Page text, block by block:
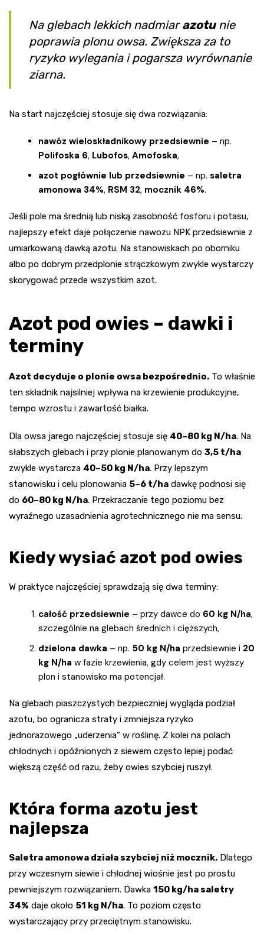
Na glebach lekkich nadmiarazotunie
poprawia plonu owsa. Zwiększa za to
ryzyko wylegania i pogarsza wyrównanie
ziarna.
Na start najczęściej stosuje się dwa rozwiązania:
nawóz wieloskładnikowy przedsiewnie – np.
Polifoska 6, Lubofos, Amofoska,
azot pogłównie lub przedsiewnie – np. saletra
amonowa 34%, RSM 32, mocznik 46%.
Jeśli pole ma średnią lub niską zasobność fosforu i potasu,
najlepszy efekt daje połączenie nawozu NPK przedsiewnie z
umiarkowaną dawką azotu. Na stanowiskach po oborniku
albo po dobrym przedplonie strączkowym zwykle wystarczy
skorygować przede wszystkim azot.
Azot pod owies – dawki i
terminy
Azot decyduje o plonie owsa bezpośrednio. To właśnie
ten składnik najsilniej wpływa na krzewienie produkcyjne,
tempo wzrostu i zawartość białka.
Dla owsa jarego najczęściej stosuje się 40–80 kg N/ha. Na
słabszych glebach i przy plonie planowanym do 3,5 t/ha
zwykle wystarcza 40–50 kg N/ha. Przy lepszym
stanowisku i celu plonowania 5–6 t/ha dawkę podnosi się
do 60–80 kg N/ha. Przekraczanie tego poziomu bez
wyraźnego uzasadnienia agrotechnicznego nie ma sensu.
Kiedy wysiać azot pod owies
W praktyce najczęściej sprawdzają się dwa terminy:
całość przedsiewnie – przy dawce do 60 kg N/ha,
szczególnie na glebach średnich i cięższych,
dzielona dawka – np. 50 kg N/ha przedsiewnie i 20
kg N/ha w fazie krzewienia, gdy celem jest wyższy
plon i stanowisko ma potencjał.
Na glebach piaszczystych bezpieczniej wygląda podział
azotu, bo ogranicza straty i zmniejsza ryzyko
jednorazowego „uderzenia” w roślinę. Z kolei na polach
chłodnych i opóźnionych z siewem często lepiej podać
większą część od razu, żeby owies szybciej ruszył.
Która forma azotu jest
najlepsza
Saletra amonowa działa szybciej niż mocznik. Dlatego
przy wczesnym siewie i chłodnej wiośnie jest po prostu
pewniejszym rozwiązaniem. Dawka 150 kg/ha saletry
34% daje około 51 kg N/ha. To poziom często
wystarczający przy przeciętnym stanowisku.